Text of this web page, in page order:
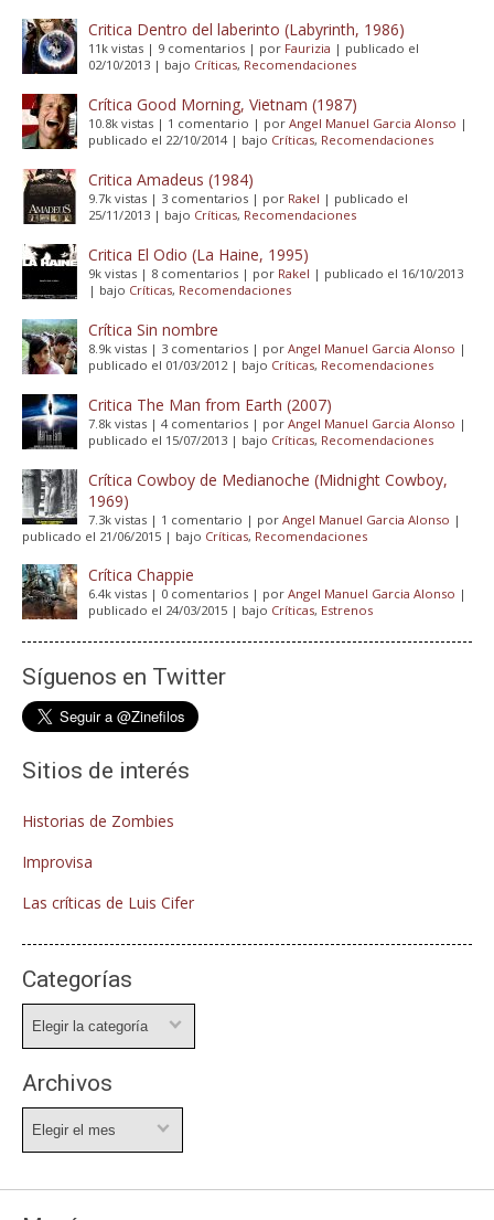
Critica Dentro del laberinto (Labyrinth, 1986)
11k vistas | 9 comentarios | por Faurizia | publicado el
02/10/2013 | bajo Críticas, Recomendaciones
Crítica Good Morning, Vietnam (1987)
10.8k vistas | 1 comentario | por Angel Manuel Garcia Alonso |
publicado el 22/10/2014| bajo Críticas, Recomendaciones
Critica Amadeus (1984)
9.7k vistas | 3 comentarios | por Rakel | publicado el
25/11/2013 | bajo Críticas, Recomendaciones
Critica El Odio (La Haine, 1995)
9k vistas | 8 comentarios | por Rakel | publicado el 16/10/2013
| bajo Críticas, Recomendaciones
Crítica Sin nombre
8.9k vistas | 3 comentarios | por Angel Manuel Garcia Alonso |
publicado el 01/03/2012| bajo Críticas, Recomendaciones
Critica The Man from Earth (2007)
7.8k vistas | 4 comentarios | por Angel Manuel Garcia Alonso |
publicado el 15/07/2013 | bajo Críticas, Recomendaciones
Crítica Cowboy de Medianoche (Midnight Cowboy,
1969)
7.3k vistas | 1 comentario | por Angel Manuel Garcia Alonso |
publicado el 21/06/2015 | bajo Críticas, Recomendaciones
Crítica Chappie
6.4k vistas | 0 comentarios | por Angel Manuel Garcia Alonso |
publicado el 24/03/2015 | bajo Críticas, Estrenos
Síguenos en Twitter
Sitios de interés
Historias de Zombies
Improvisa
Las críticas de Luis Cifer
Categorías
Archivos